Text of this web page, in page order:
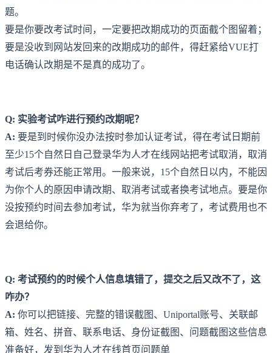
题。
要是你要改考试时间，一定要把改期成功的页面截个图留着；
要是没收到网站发回来的改期成功的邮件，得赶紧给VUE打
电话确认改期是不是真的成功了。
Q: 实验考试咋进行预约改期呢？
A: 要是到时候你没办法按时参加认证考试，得在考试日期前
至少15个自然日自己登录华为人才在线网站把考试取消，取消
考试后考券还能正常用。一般来说，15个自然日以内，不能因
为你个人的原因申请改期、取消考试或者换考试地点。要是你
没按预约时间去参加考试，华为就当你弃考了，考试费用也不
会退给你。
Q: 考试预约的时候个人信息填错了，提交之后又改不了，这
咋办？
A: 你可以把链接、完整的错误截图、Uniportal账号、关联邮
箱、姓名、拼音、联系电话、身份证截图、问题截图这些信息
准备好，发到华为人才在线首页问题单